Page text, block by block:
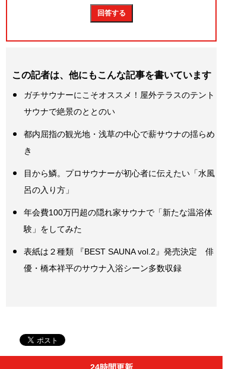
この記者は、他にもこんな記事を書いています
ガチサウナーにこそオススメ！屋外テラスのテント
サウナで絶景のととのい
都内屈指の観光地・浅草の中心で薪サウナの揺らめ
き
目から鱗。プロサウナーが初心者に伝えたい「水風
呂の入り方」
年会費100万円超の隠れ家サウナで「新たな温浴体
験」をしてみた
表紙は２種類 『BEST SAUNA vol.2』発売決定 俳
優・橋本祥平のサウナ入浴シーン多数収録